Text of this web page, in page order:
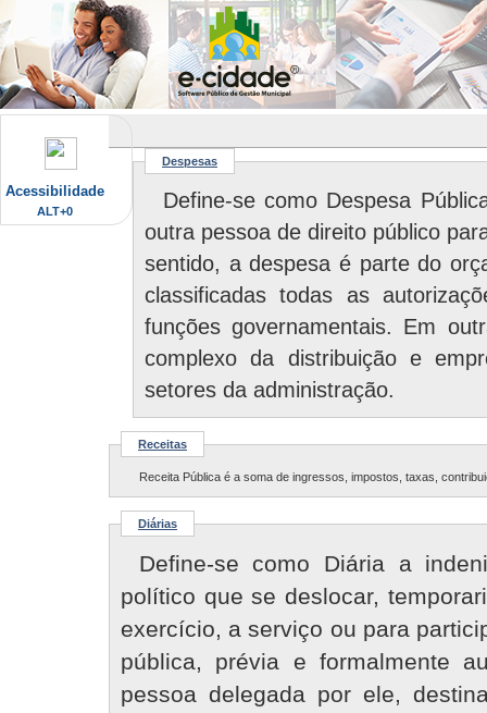
Acessibilidade
ALT+0
Despesas
Define-se como Despesa
outra pessoa de direito público para o funcionamento dos serviços públicos. Nesse
sentido, a despesa é parte do orçamento, ou seja,
classificadas todas as
funções governamentais. Em outras palavras, as despesas públicas formam o
complexo da distribuição e emprego das
setores da administração.
Receitas
Receita Pública é a soma de
Diárias
Define-se como Diária a
político que se deslocar,
exercício, a serviço ou para
pública, prévia e formalmente
pessoa delegada por ele,